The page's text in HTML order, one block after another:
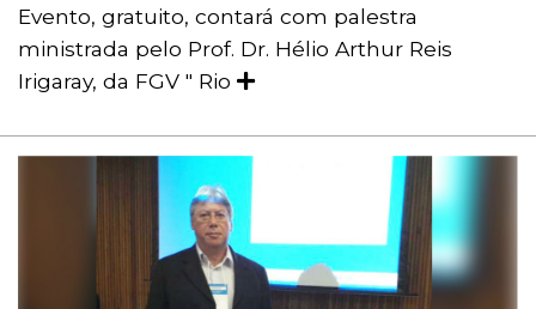
Evento, gratuito, contará com palestra
ministrada pelo Prof. Dr. Hélio Arthur Reis
Irigaray, da FGV " Rio